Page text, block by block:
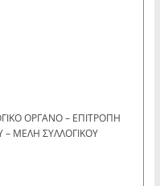
ΟΡΓΑΝΟ – ΕΠΙΤΡΟΠΗ
– ΜΕΛΗ ΣΥΛΛΟΓΙΚΟΥ